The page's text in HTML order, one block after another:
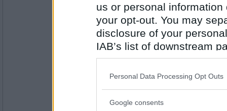
us or personal
your opt-out. You may
disclosure of your
IAB’s list of downstream
also be disclosed by us
Downstream Participants
Please note that this
Personal Data Processing Opt Outs
Google consents
Antall innlegg:
Mo i Rana